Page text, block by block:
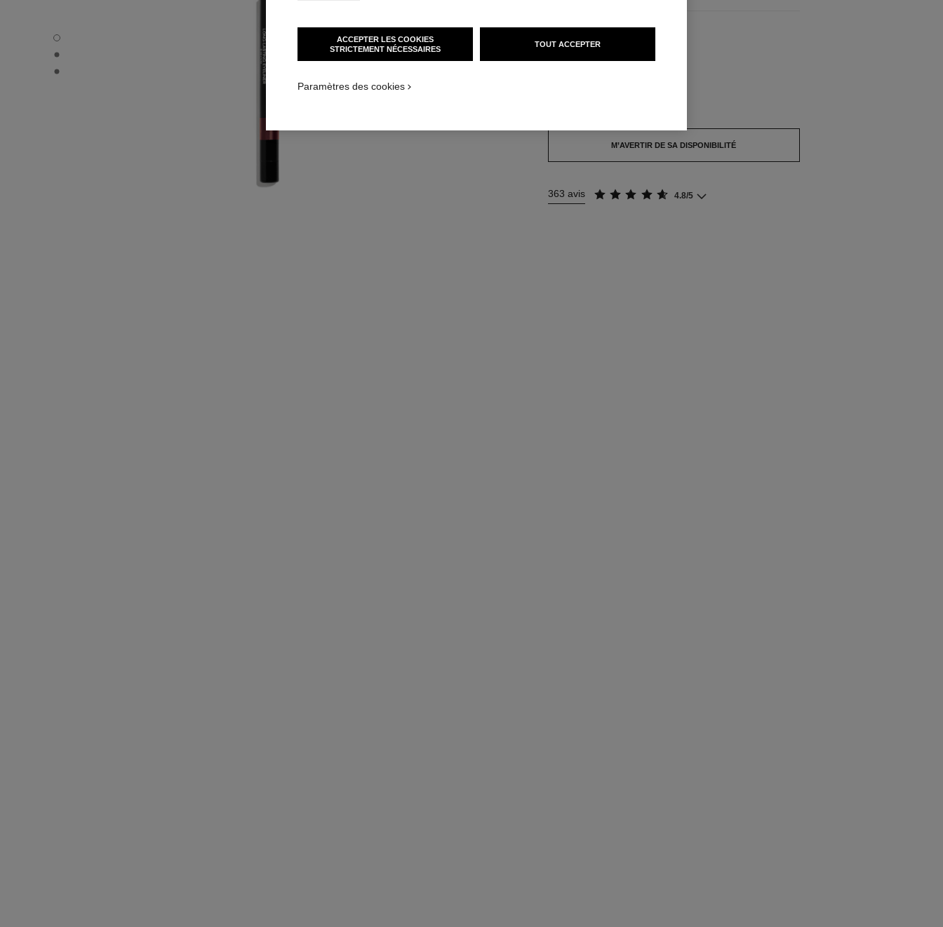
STYLO YEUX WATERPROOF - Vue par défaut
STYLO YEUX WATERPROOF - Vue alternative 1
STYLO YEUX WATERPROOF - Vue basique texture
M’AVERTIR DE SA DISPONIBILITÉ
363 avis 4.8/5
ACCEPTER LES COOKIES
STRICTEMENT NÉCESSAIRES
TOUT ACCEPTER
Paramètres des cookies